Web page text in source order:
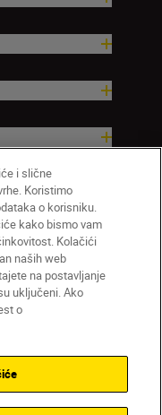
privatnosti
i slične
Koristimo
o korisniku.
kako bismo vam
Kolačići
naših web
na postavljanje
uključeni. Ako
o